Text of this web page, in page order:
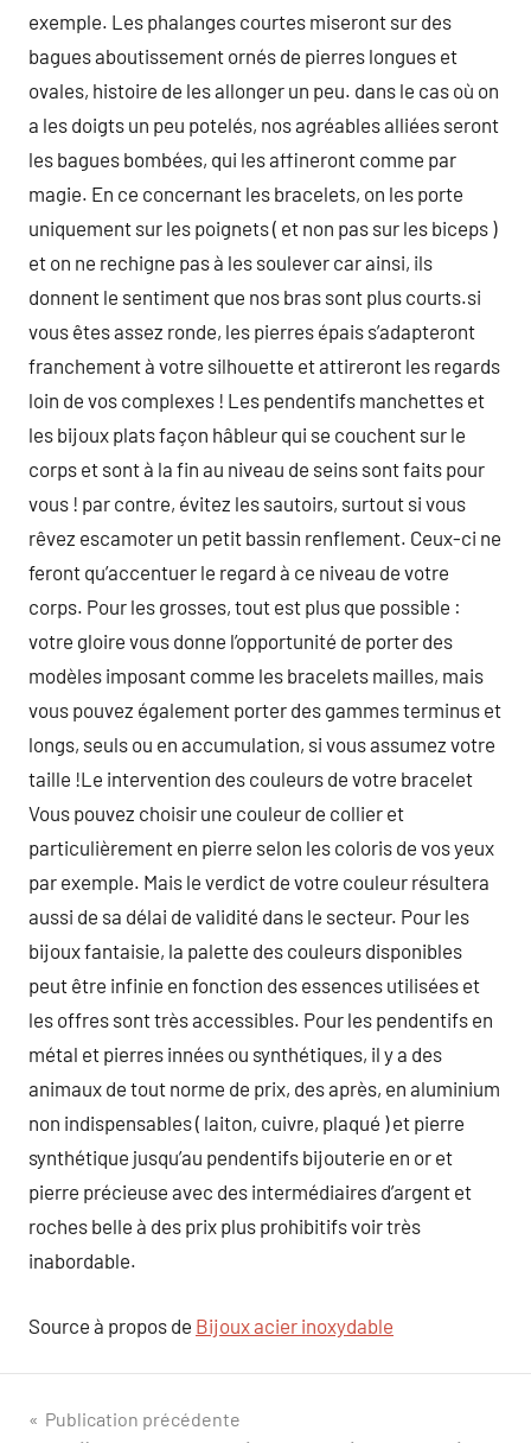
exemple. Les phalanges courtes miseront sur des
bagues aboutissement ornés de pierres longues et
ovales, histoire de les allonger un peu. dans le cas où on
a les doigts un peu potelés, nos agréables alliées seront
les bagues bombées, qui les affineront comme par
magie. En ce concernant les bracelets, on les porte
uniquement sur les poignets ( et non pas sur les biceps )
et on ne rechigne pas à les soulever car ainsi, ils
donnent le sentiment que nos bras sont plus courts.si
vous êtes assez ronde, les pierres épais s’adapteront
franchement à votre silhouette et attireront les regards
loin de vos complexes ! Les pendentifs manchettes et
les bijoux plats façon hâbleur qui se couchent sur le
corps et sont à la fin au niveau de seins sont faits pour
vous ! par contre, évitez les sautoirs, surtout si vous
rêvez escamoter un petit bassin renflement. Ceux-ci ne
feront qu’accentuer le regard à ce niveau de votre
corps. Pour les grosses, tout est plus que possible :
votre gloire vous donne l’opportunité de porter des
modèles imposant comme les bracelets mailles, mais
vous pouvez également porter des gammes terminus et
longs, seuls ou en accumulation, si vous assumez votre
taille !Le intervention des couleurs de votre bracelet
Vous pouvez choisir une couleur de collier et
particulièrement en pierre selon les coloris de vos yeux
par exemple. Mais le verdict de votre couleur résultera
aussi de sa délai de validité dans le secteur. Pour les
bijoux fantaisie, la palette des couleurs disponibles
peut être infinie en fonction des essences utilisées et
les offres sont très accessibles. Pour les pendentifs en
métal et pierres innées ou synthétiques, il y a des
animaux de tout norme de prix, des après, en aluminium
non indispensables ( laiton, cuivre, plaqué ) et pierre
synthétique jusqu’au pendentifs bijouterie en or et
pierre précieuse avec des intermédiaires d’argent et
roches belle à des prix plus prohibitifs voir très
inabordable.
Source à propos de Bijoux acier inoxydable
Navigation
Publication précédente